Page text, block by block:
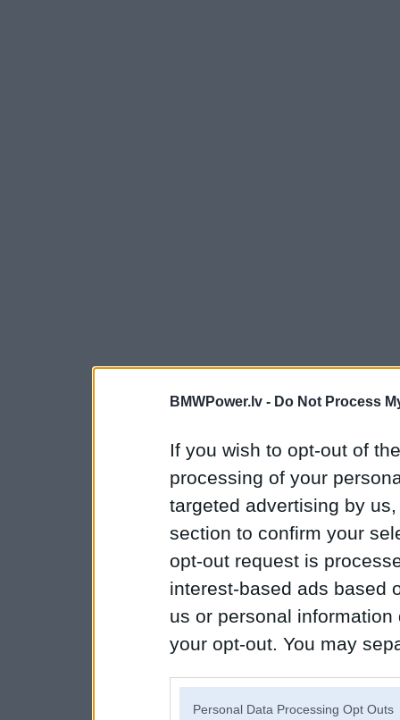
BMWPower.lv - Do Not Process
If you wish to opt-out of
processing of your
targeted advertising by
section to confirm your
opt-out request is
interest-based ads based
us or personal
your opt-out. You may
Personal Data Processing Opt Outs